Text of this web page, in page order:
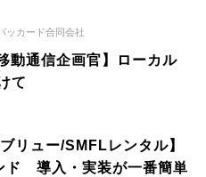
ッカード合同会社
動通信企画官】ローカル
て
リュー/SMFLレンタル】
ド 導入・実装が一番簡単